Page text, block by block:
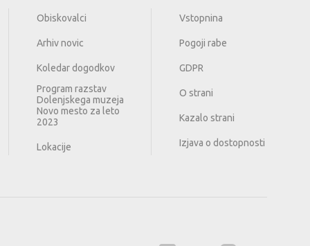
Obiskovalci
Arhiv novic
Koledar dogodkov
Program razstav
Dolenjskega muzeja
Novo mesto za leto
2023
Lokacije
Vstopnina
Pogoji rabe
GDPR
O strani
Kazalo strani
Izjava o dostopnosti